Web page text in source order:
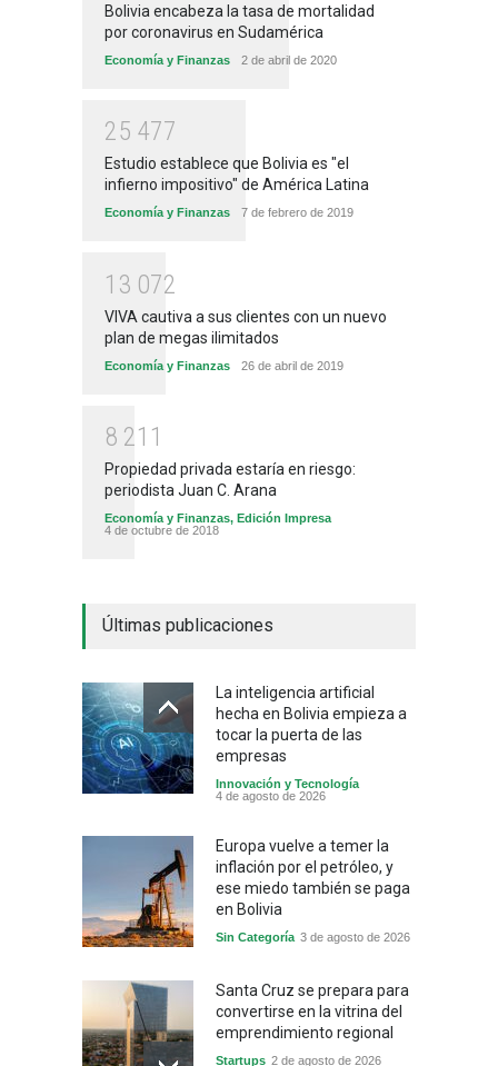
Bolivia encabeza la tasa de mortalidad
por coronavirus en Sudamérica
Economía y Finanzas 2 de abril de 2020
25 477
Estudio establece que Bolivia es "el
infierno impositivo" de América Latina
Economía y Finanzas 7 de febrero de 2019
1 3 072
VIVA cautiva a sus clientes con un nuevo
plan de megas ilimitados
Economía y Finanzas 26 de abril de 2019
8 21 1
Propiedad privada estaría en riesgo:
periodista Juan C. Arana
Economía y Finanzas, Edición Impresa
4 de octubre de 2018
Últimas publicaciones
La inteligencia artificial
hecha en Bolivia empieza a
tocar la puerta de las
empresas
Innovación y Tecnología
4 de agosto de 2026
Europa vuelve a temer la
inflación por el petróleo, y
ese miedo también se paga
en Bolivia
Sin Categoría 3 de agosto de 2026
Santa Cruz se prepara para
convertirse en la vitrina del
emprendimiento regional
Startups 2 de agosto de 2026